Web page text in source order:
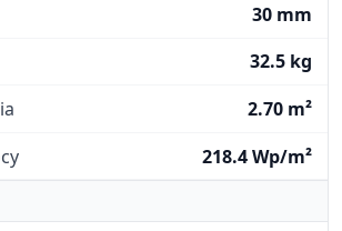
30 mm
32.5 kg
2.70 m²
218.4 Wp/m²